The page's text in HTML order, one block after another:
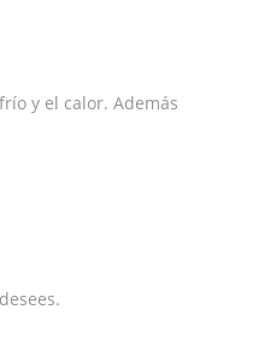
y el calor. Además